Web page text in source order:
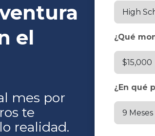
el
mes por
te
realidad.
¿Qué
¿En qué